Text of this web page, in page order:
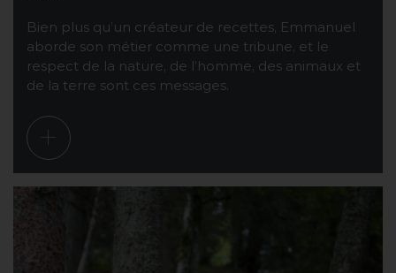
Bien plus qu’un créateur de recettes, Emmanuel
aborde son métier comme une tribune, et le
respect de la nature, de l’homme, des animaux et
de la terre sont ces messages.